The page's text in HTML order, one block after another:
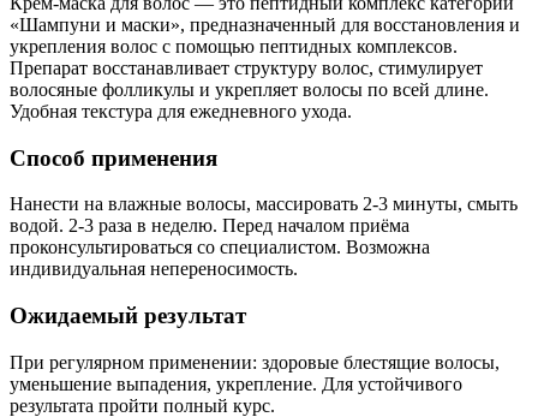
«Шампуни и маски», предназначенный для восстановления и
укрепления волос с помощью пептидных комплексов.
Препарат восстанавливает структуру волос, стимулирует
волосяные фолликулы и укрепляет волосы по всей длине.
Удобная текстура для ежедневного ухода.
Способ применения
Нанести на влажные волосы, массировать 2-3 минуты, смыть
водой. 2-3 раза в неделю. Перед началом приёма
проконсультироваться со специалистом. Возможна
индивидуальная непереносимость.
Ожидаемый результат
При регулярном применении: здоровые блестящие волосы,
уменьшение выпадения, укрепление. Для устойчивого
результата пройти полный курс.